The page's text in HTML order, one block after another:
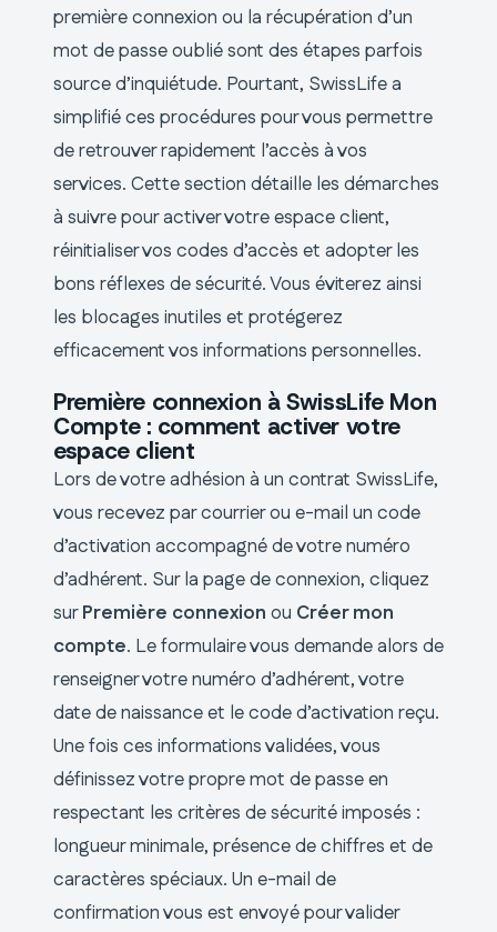
première connexion ou la récupération d’un
mot de passe oublié sont des étapes parfois
source d’inquiétude. Pourtant, SwissLife a
simplifié ces procédures pour vous permettre
de retrouver rapidement l’accès à vos
services. Cette section détaille les démarches
à suivre pour activer votre espace client,
réinitialiser vos codes d’accès et adopter les
bons réflexes de sécurité. Vous éviterez ainsi
les blocages inutiles et protégerez
efficacement vos informations personnelles.
Première connexion à SwissLife Mon
Compte : comment activer votre
espace client
Lors de votre adhésion à un contrat SwissLife,
vous recevez par courrier ou e-mail un code
d’activation accompagné de votre numéro
d’adhérent. Sur la page de connexion, cliquez
surPremière connexion ou Créer mon
compte. Le formulaire vous demande alors de
renseigner votre numéro d’adhérent, votre
date de naissance et le code d’activation reçu.
Une fois ces informations validées, vous
définissez votre propre mot de passe en
respectant les critères de sécurité imposés :
longueur minimale, présence de chiffres et de
caractères spéciaux. Un e-mail de
confirmation vous est envoyé pour valider